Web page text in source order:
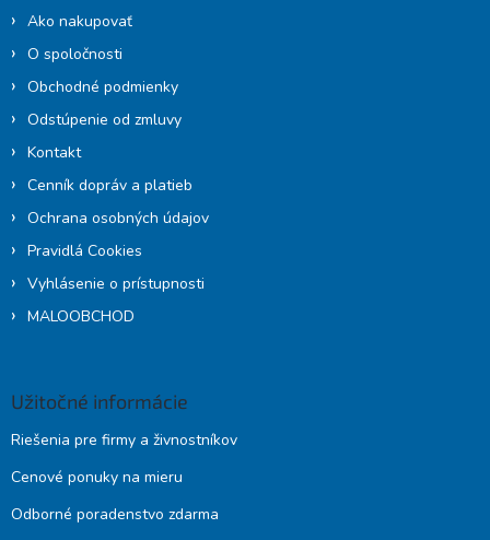
Ako nakupovať
O spoločnosti
Obchodné podmienky
Odstúpenie od zmluvy
Kontakt
Cenník dopráv a platieb
Ochrana osobných údajov
Pravidlá Cookies
Vyhlásenie o prístupnosti
MALOOBCHOD
Užitočné informácie
Riešenia pre firmy a živnostníkov
Cenové ponuky na mieru
Odborné poradenstvo zdarma